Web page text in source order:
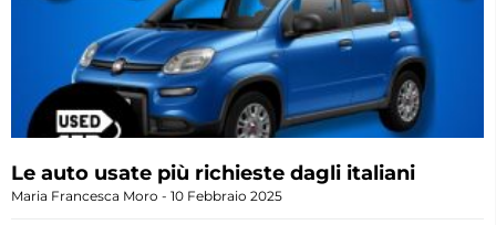
Le auto usate più richieste dagli italiani
Maria Francesca Moro 10 Febbraio 2025